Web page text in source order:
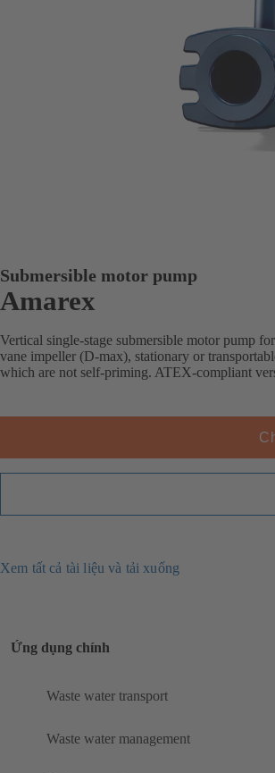
Submersible motor pump
Amarex
Vertical single-stage submersible motor pump
vane impeller (D-max), stationary or
which are not self-priming. ATEX-compliant
Xem tất cả tài liệu và tải xuống
Ứng dụng chính
Waste water transport
Waste water management